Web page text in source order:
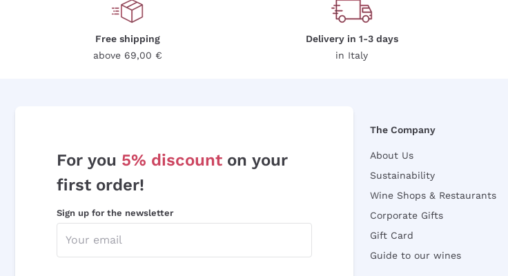
Free shipping
above 69,00 €
Delivery in 1-3 days
in Italy
For you 5% discount on your
first order!
Sign up for the newsletter
The Company
About Us
Sustainability
Wine Shops & Restaurants
Corporate Gifts
Gift Card
Guide to our wines